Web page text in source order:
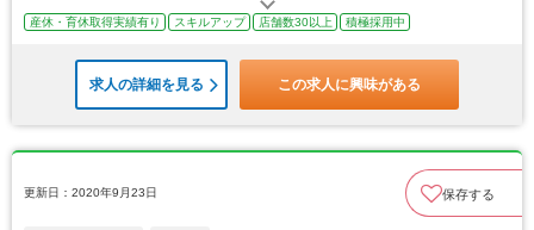
産休・育休取得実績有り スキルアップ 店舗数30以上 積極採用中
求人の詳細を見る この求人に興味がある
更新日：2020年9月23日 保存する